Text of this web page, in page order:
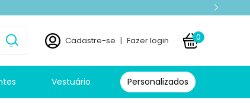
Cadastre-se | Fazer login 0
Vestuário Personalizados